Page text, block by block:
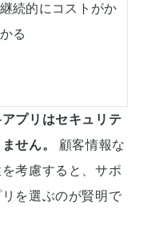
継続的にコストがか
かる
プリはセキュリテ
せん。
顧客情報な
考慮すると、サポ
を選ぶのが賢明で